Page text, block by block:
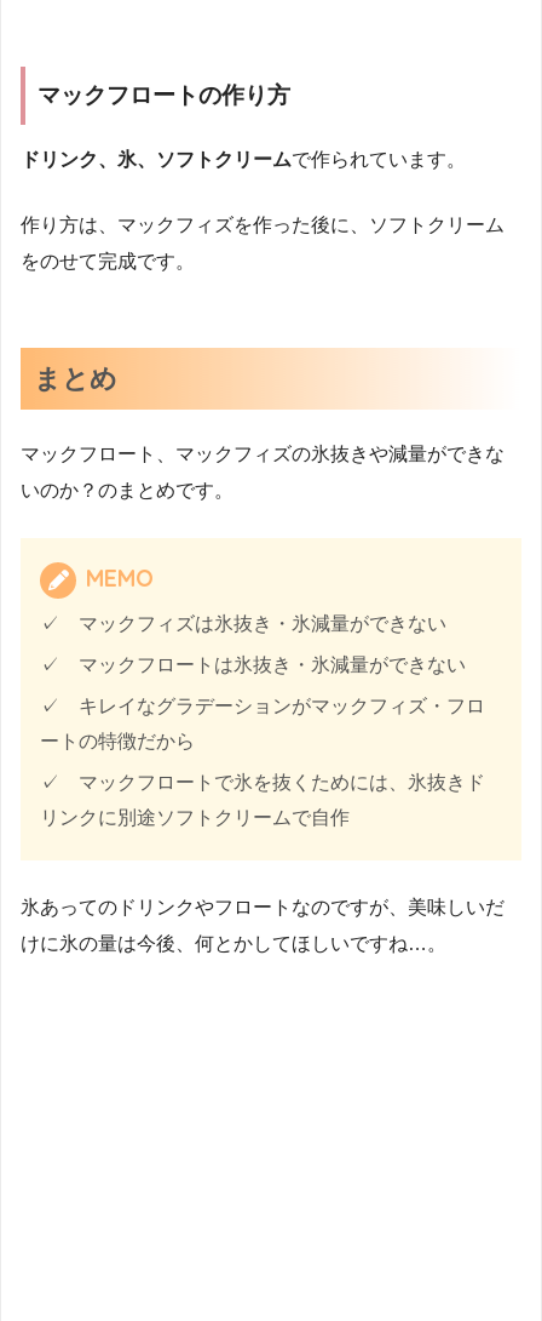
マックフロートの作り方
ドリンク、氷、ソフトクリームで作られています。
作り方は、マックフィズを作った後に、ソフトクリーム
をのせて完成です。
まとめ
マックフロート、マックフィズの氷抜きや減量ができな
いのか？のまとめです。
MEMO
✓ マックフィズは氷抜き・氷減量ができない
✓ マックフロートは氷抜き・氷減量ができない
✓ キレイなグラデーションがマックフィズ・フロ
ートの特徴だから
✓ マックフロートで氷を抜くためには、氷抜きド
リンクに別途ソフトクリームで自作
氷あってのドリンクやフロートなのですが、美味しいだ
けに氷の量は今後、何とかしてほしいですね…。